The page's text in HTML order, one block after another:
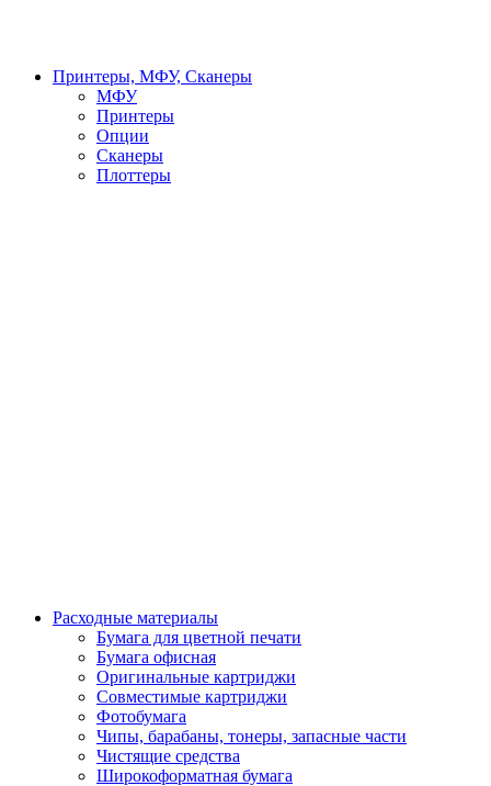
Принтеры, МФУ, Сканеры
МФУ
Принтеры
Опции
Сканеры
Плоттеры
Расходные материалы
Бумага для цветной печати
Бумага офисная
Оригинальные картриджи
Совместимые картриджи
Фотобумага
Чипы, барабаны, тонеры, запасные части
Чистящие средства
Широкоформатная бумага